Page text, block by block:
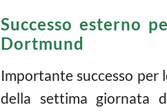
Successo esterno
Dortmund
Importante successo per
della settima giornata